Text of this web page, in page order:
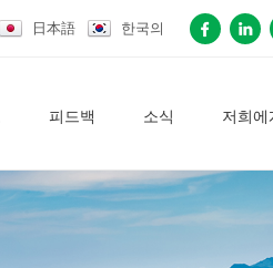
日本語 한국의
피드백 소식 저희에